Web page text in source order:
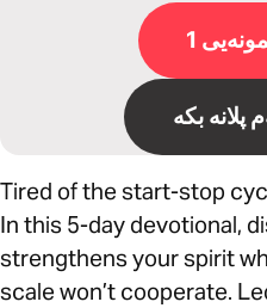
1
بکە
Tired of the start-stop
In this 5-day devotional,
strengthens your spirit
scale won’t cooperate.